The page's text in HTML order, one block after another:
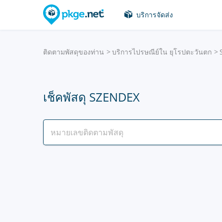
บริการจัดส่ง
ติดตามพัสดุของท่าน บริการไปรษณีย์ใน ยุโรปตะวันตก
เช็คพัสดุ SZENDEX